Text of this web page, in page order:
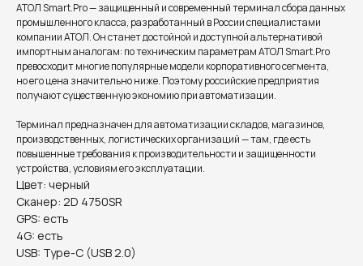
АТОЛ Smart.Pro — защищенный и современный терминал сбора данных
промышленного класса, разработанный в России специалистами
компании АТОЛ. Он станет достойной и доступной альтернативой
импортным аналогам: по техническим параметрам АТОЛ Smart.Pro
превосходит многие популярные модели корпоративного сегмента,
но его цена значительно ниже. Поэтому российские предприятия
получают существенную экономию при автоматизации.
Терминал предназначен для автоматизации складов, магазинов,
производственных, логистических организаций — там, где есть
повышенные требования к производительности и защищенности
устройства, условиям его эксплуатации.
Цвет: черный
Сканер: 2D 4750SR
GPS: есть
4G: есть
USB: Type-C (USB 2.0)